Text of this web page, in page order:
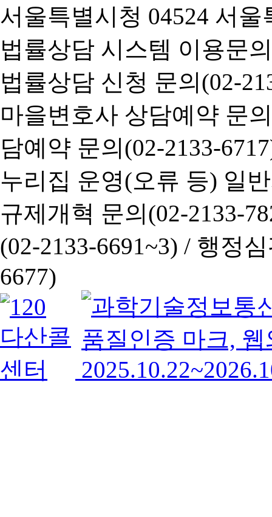
서울특별시청 04524 서
법률상담 시스템 이용문
법률상담 신청 문의(02-
마을변호사 상담예약 문
담예약 문의(02-2133-
누리집 운영(오류 등) 일
규제개혁 문의(02-2133-
(02-2133-6691~3) / 행정심
6677)